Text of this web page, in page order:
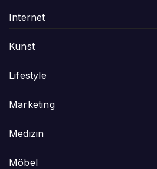
Internet
Kunst
Lifestyle
Marketing
Medizin
Möbel